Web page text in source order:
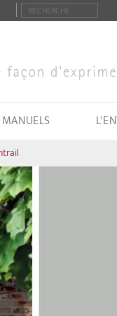
MANUELS